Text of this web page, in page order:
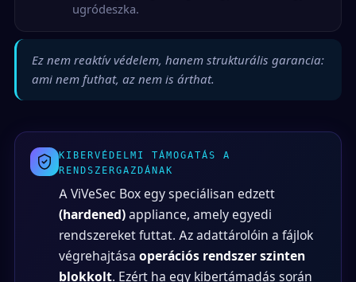
ugródeszka.
Ez nem reaktív védelem, hanem strukturális garancia:
ami nem futhat, az nem is árthat.
KIBERVÉDELMI TÁMOGATÁS A
RENDSZERGAZDÁNAK
A ViVeSec Box egy speciálisan edzett
(hardened) appliance, amely egyedi
rendszereket futtat. Az adattárolóin a fájlok
végrehajtásaoperációs rendszer szinten
blokkolt. Ezért ha egy kibertámadás során